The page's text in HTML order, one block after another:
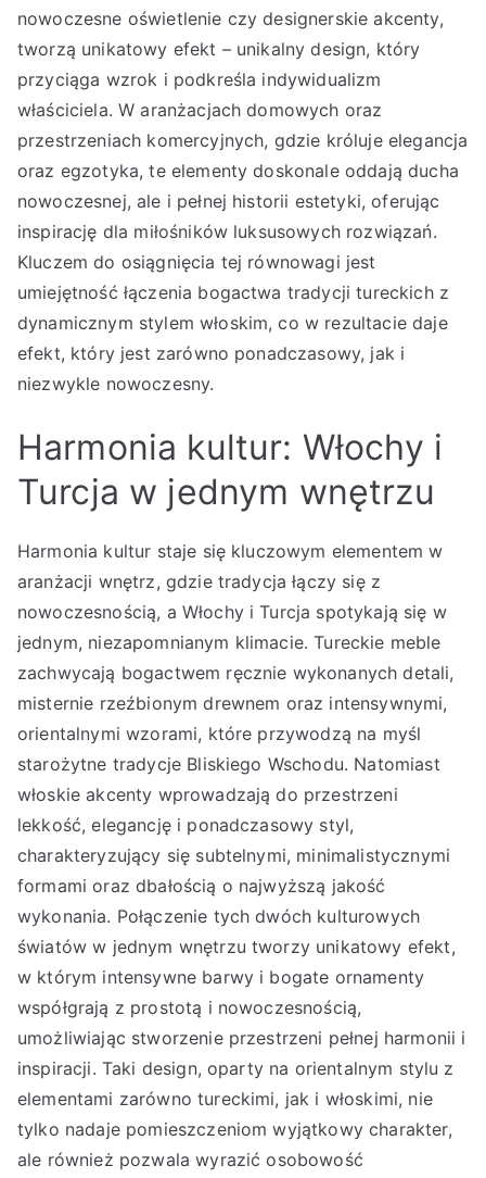
nowoczesne oświetlenie czy designerskie akcenty,
tworzą unikatowy efekt – unikalny design, który
przyciąga wzrok i podkreśla indywidualizm
właściciela. W aranżacjach domowych oraz
przestrzeniach komercyjnych, gdzie króluje elegancja
oraz egzotyka, te elementy doskonale oddają ducha
nowoczesnej, ale i pełnej historii estetyki, oferując
inspirację dla miłośników luksusowych rozwiązań.
Kluczem do osiągnięcia tej równowagi jest
umiejętność łączenia bogactwa tradycji tureckich z
dynamicznym stylem włoskim, co w rezultacie daje
efekt, który jest zarówno ponadczasowy, jak i
niezwykle nowoczesny.
Harmonia kultur: Włochy i
Turcja w jednym wnętrzu
Harmonia kultur staje się kluczowym elementem w
aranżacji wnętrz, gdzie tradycja łączy się z
nowoczesnością, a Włochy i Turcja spotykają się w
jednym, niezapomnianym klimacie. Tureckie meble
zachwycają bogactwem ręcznie wykonanych detali,
misternie rzeźbionym drewnem oraz intensywnymi,
orientalnymi wzorami, które przywodzą na myśl
starożytne tradycje Bliskiego Wschodu. Natomiast
włoskie akcenty wprowadzają do przestrzeni
lekkość, elegancję i ponadczasowy styl,
charakteryzujący się subtelnymi, minimalistycznymi
formami oraz dbałością o najwyższą jakość
wykonania. Połączenie tych dwóch kulturowych
światów w jednym wnętrzu tworzy unikatowy efekt,
w którym intensywne barwy i bogate ornamenty
współgrają z prostotą i nowoczesnością,
umożliwiając stworzenie przestrzeni pełnej harmonii i
inspiracji. Taki design, oparty na orientalnym stylu z
elementami zarówno tureckimi, jak i włoskimi, nie
tylko nadaje pomieszczeniom wyjątkowy charakter,
ale również pozwala wyrazić osobowość